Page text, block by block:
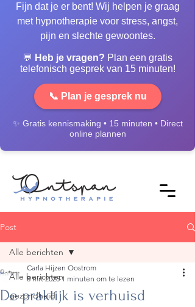
Fijn dat je er bent! Wij helpen je graag
met hypnotherapie voor stress, angst,
pijn en slechte gewoontes.
💬 Heb je vragen? Plan een gratis
telefonisch gesprek van 15 minuten!
📞 Plan je gesprek nu
✨ Gratis kennismaking • 15 minuten • Direct
online plannen
Post
Alle berichten
gezondheid
Alle berichten
De praktijk is verhuisd
Carla Hijzen Oostrom
8 mrt 2025 1 minuten om te lezen